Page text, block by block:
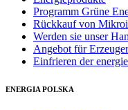
Programm Grüne
Rückkauf von
Werden sie unser
Angebot für Erzeuger
Einfrieren der
ENERGIA POLSKA